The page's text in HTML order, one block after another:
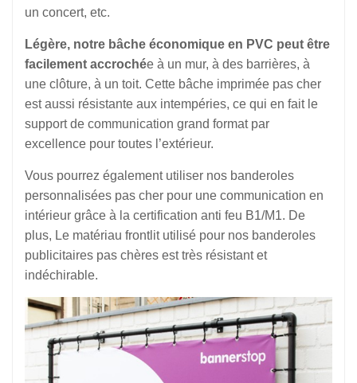
un concert, etc.
Légère, notre bâche économique en PVC peut être
facilement accrochée à un mur, à des barrières, à
une clôture, à un toit. Cette bâche imprimée pas cher
est aussi résistante aux intempéries, ce qui en fait le
support de communication grand format par
excellence pour toutes l’extérieur.
Vous pourrez également utiliser nos banderoles
personnalisées pas cher pour une communication en
intérieur grâce à la certification anti feu B1/M1. De
plus, Le matériau frontlit utilisé pour nos banderoles
publicitaires pas chères est très résistant et
indéchirable.